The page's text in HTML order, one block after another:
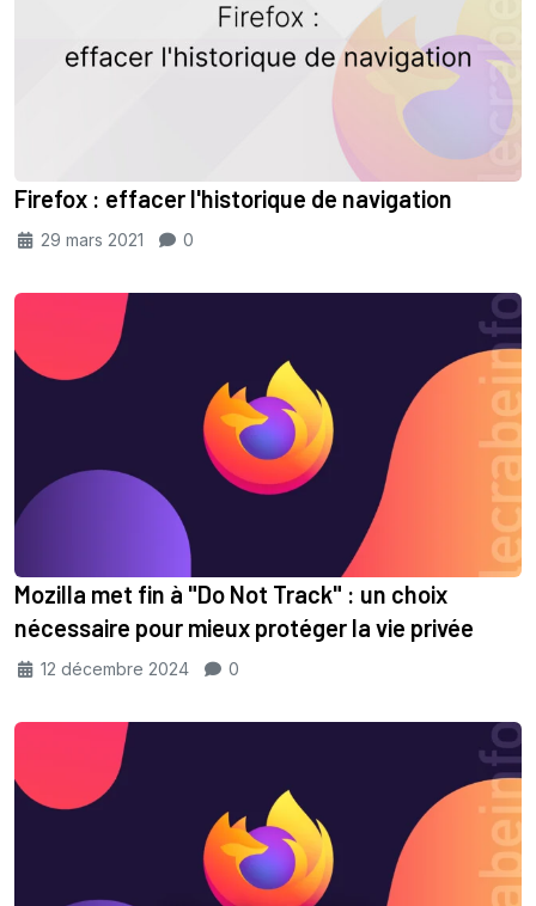
Firefox : effacer l'historique de navigation
29 mars 2021 0
Mozilla met fin à "Do Not Track" : un choix
nécessaire pour mieux protéger la vie privée
12 décembre 2024 0